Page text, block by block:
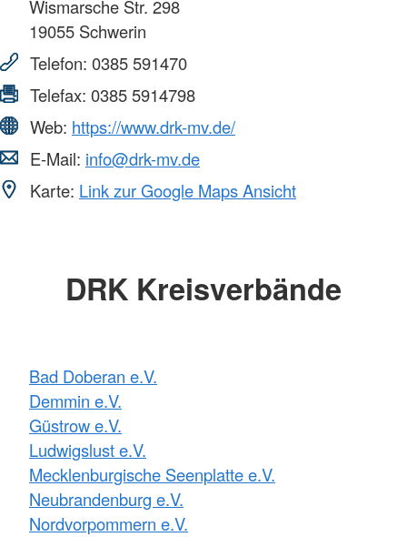
Wismarsche Str. 298
19055 Schwerin
Telefon: 0385 591470
Telefax: 0385 5914798
Web: https://www.drk-mv.de/
E-Mail: info@drk-mv.de
Karte: Link zur Google Maps Ansicht
DRK Kreisverbände
Bad Doberan e.V.
Demmin e.V.
Güstrow e.V.
Ludwigslust e.V.
Mecklenburgische Seenplatte e.V.
Neubrandenburg e.V.
Nordvorpommern e.V.